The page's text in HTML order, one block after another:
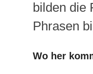
bilden die
Phrasen
Wo her